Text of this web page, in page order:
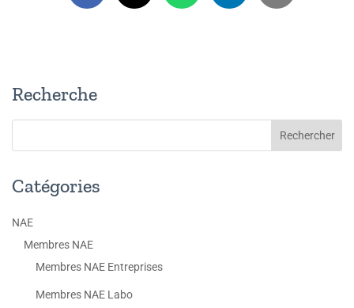
Recherche
Catégories
NAE
Membres NAE
Membres NAE Entreprises
Membres NAE Labo